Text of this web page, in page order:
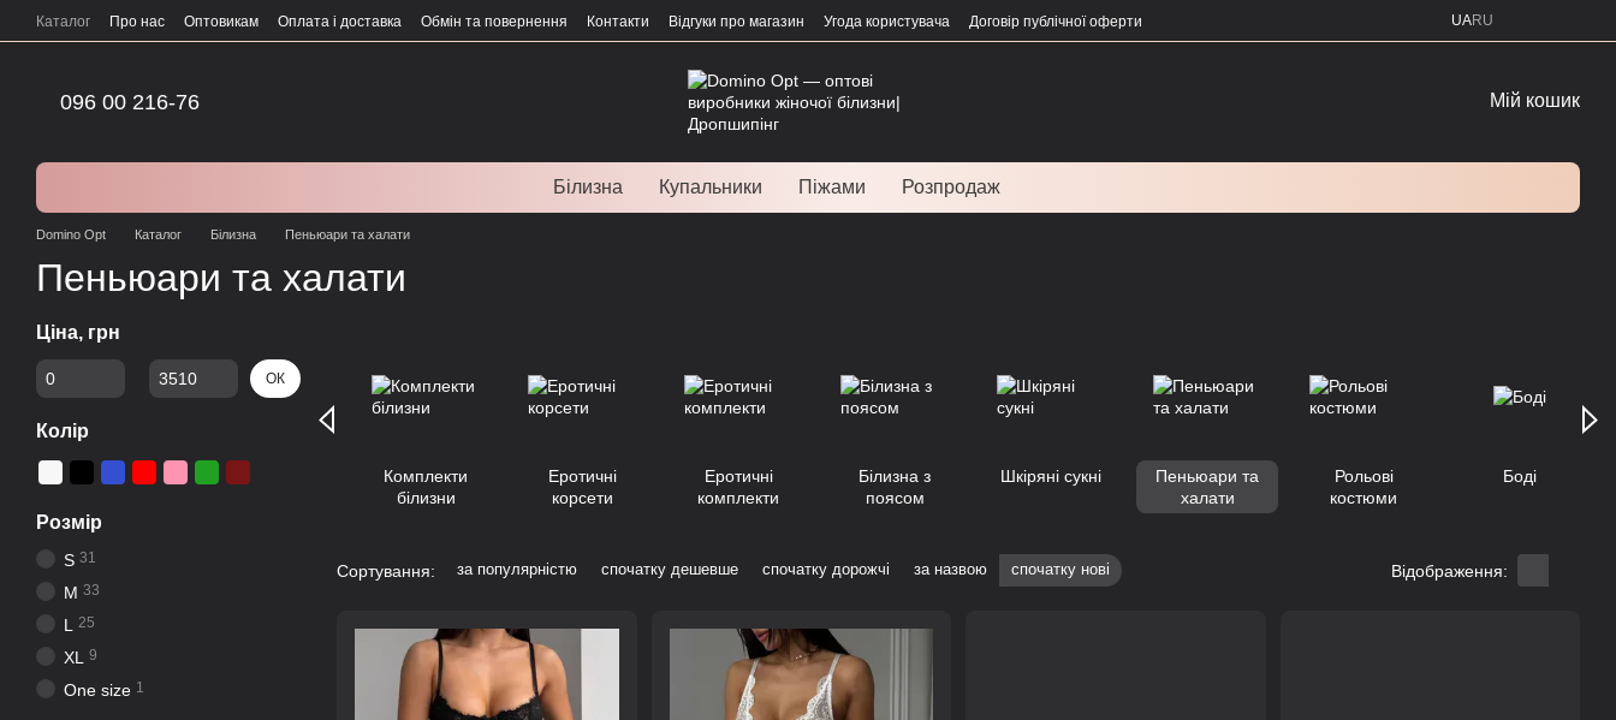
Перейти до основного контенту
Каталог Про нас Оптовикам Оплата і доставка Обмін та повернення Контакти Відгуки про магазин Угода користувача Договір публічної оферти UARU
096 00 216-76 Мій кошик
Білизна Купальники Піжами Розпродаж
Domino Opt Каталог Білизна Пеньюари та халати
Пеньюари та халати
Комплекти
білизни
Еротичні
корсети
Еротичні
комплекти
Білизна з
поясом
Шкіряні сукні
Пеньюари та
халати
Рольові
костюми
Боді
Сортування: за популярністю спочатку дешевше спочатку дорожчі за назвою спочатку нові Відображення:
Ціна, грн
Від Ціна, грн
До Ціна, грн ОК
Колір
Розмір
S 31
M 33
L 25
XL 9
One size 1